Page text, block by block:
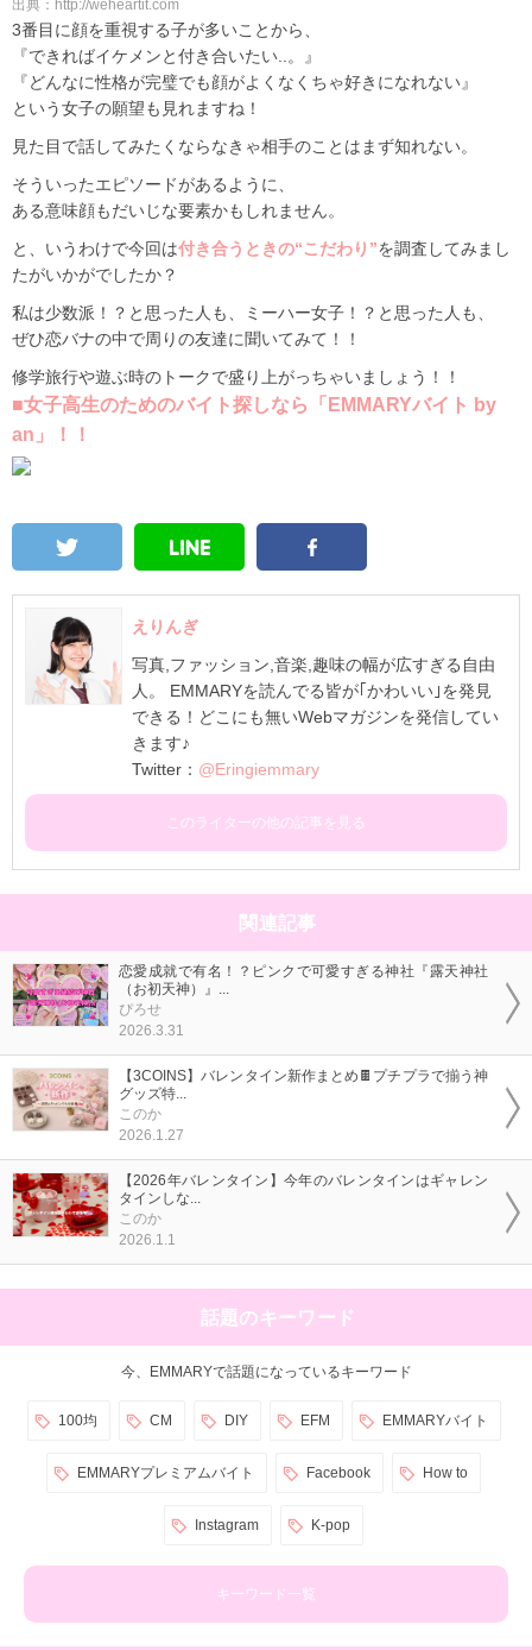
出典：http://weheartit.com
3番目に顔を重視する子が多いことから、
『できればイケメンと付き合いたい..。』
『どんなに性格が完璧でも顔がよくなくちゃ好きになれない』
という女子の願望も見れますね！
見た目で話してみたくならなきゃ相手のことはまず知れない。
そういったエピソードがあるように、
ある意味顔もだいじな要素かもしれません。
と、いうわけで今回は付き合うときの“こだわり”を調査してみまし
たがいかがでしたか？
私は少数派！？と思った人も、ミーハー女子！？と思った人も、
ぜひ恋バナの中で周りの友達に聞いてみて！！
修学旅行や遊ぶ時のトークで盛り上がっちゃいましょう！！
■女子高生のためのバイト探しなら「EMMARYバイト by
an」！！
えりんぎ
写真,ファッション,音楽,趣味の幅が広すぎる自由
人。 EMMARYを読んでる皆が｢かわいい｣を発見
できる！どこにも無いWebマガジンを発信してい
きます♪
Twitter： @Eringiemmary
このライターの他の記事を見る
関連記事
恋愛成就で有名！？ピンクで可愛すぎる神社『露天神社
（お初天神）』...
ぴろせ
2026.3.31
【3COINS】バレンタイン新作まとめ🍫プチプラで揃う神
グッズ特...
このか
2026.1.27
【2026年バレンタイン】今年のバレンタインはギャレン
タインしな...
このか
2026.1.1
話題のキーワード
今、EMMARYで話題になっているキーワード
100均 CM DIY EFM EMMARYバイト
EMMARYプレミアムバイト Facebook How to
Instagram K-pop
キーワード一覧